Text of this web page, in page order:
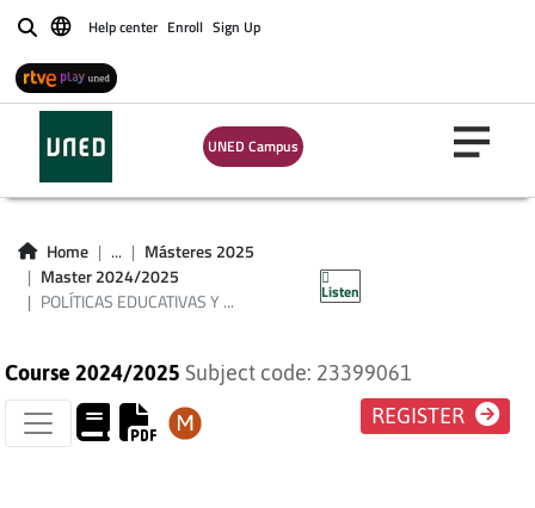
BuscarHelp center Enroll Sign Up
UNED Campus
Home ...
Másteres 2025
Master 2024/2025
POLÍTICAS EDUCATIVAS Y ...
Listen
POLÍTICAS
EDUCATIVAS Y
PRÁCTICAS
ESCOLARES
Course 2024/2025 Subject code: 23399061
REGISTER